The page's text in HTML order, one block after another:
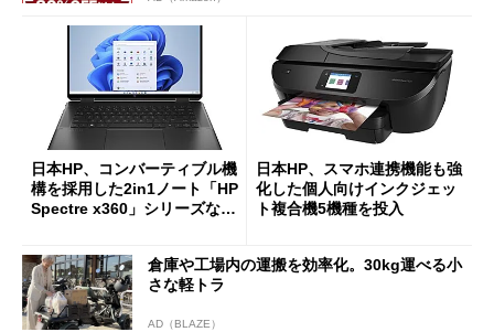
日本HP、コンバーティブル機
構を採用した2in1ノート「HP
Spectre x360」シリーズなど
日本HP、スマホ連携機能も強
化した個人向けインクジェッ
ト複合機5機種を投入
倉庫や工場内の運搬を効率化。30kg運べる小
さな軽トラ
AD（BLAZE）